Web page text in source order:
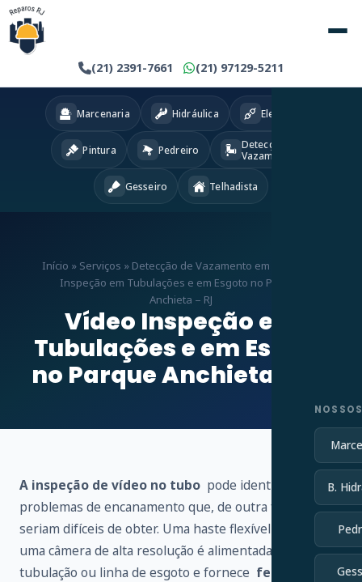
(21) 2391-7661 (21) 97129-5211
B.
Marcenaria Hidráulica Eletricista
Pintura Pedreiro
Detecção
Vazamentos
Gesseiro Telhadista
Início » Serviços » Detecção de Vazamento em RJ
Inspeção em Tubulações e em Esgoto no Parque
Anchieta – RJ
Vídeo Inspeção em
Tubulações e em Esgoto
no Parque Anchieta – RJ
A inspeção de vídeo no tubo pode identificar vários
problemas de encanamento que, de outra forma,
seriam difíceis de obter. Uma haste flexível conectada a
uma câmera de alta resolução é alimentada através de
tubulação ou linha de esgoto e fornece feedback de